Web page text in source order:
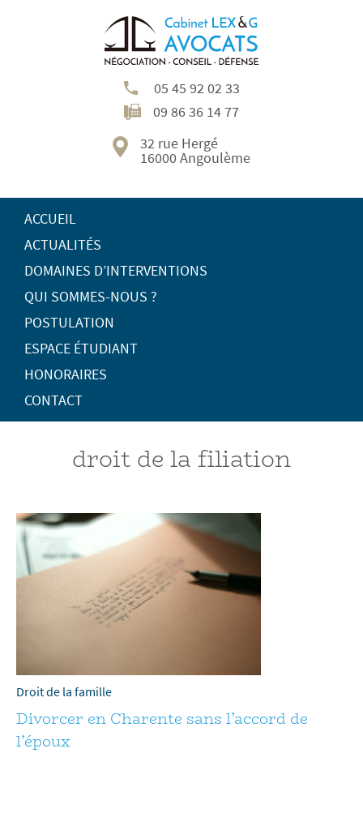
05 45 92 02 33
09 86 36 14 77
32 rue Hergé
16000 Angoulème
ACCUEIL
ACTUALITÉS
DOMAINES D’INTERVENTIONS
QUI SOMMES-NOUS ?
POSTULATION
ESPACE ÉTUDIANT
HONORAIRES
CONTACT
droit de la filiation
Droit de la famille
Divorcer en Charente sans l’accord de
l’époux